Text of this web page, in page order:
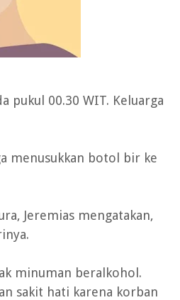
pukul 00.30 WIT. Keluarga
menusukkan botol bir ke
Jeremias mengatakan,
minuman beralkohol.
sakit hati karena korban